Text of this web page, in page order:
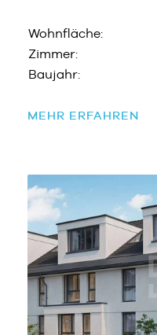
Wohnfläche:
Zimmer:
Baujahr:
MEHR ERFAHREN